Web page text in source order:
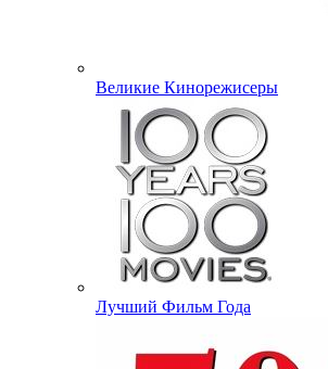
Великие Кинорежисеры
Лучший Фильм Года